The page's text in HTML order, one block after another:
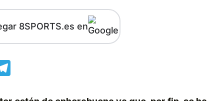
8SPORTS.es en